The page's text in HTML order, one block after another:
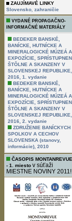
ZAUJÍMAVÉ LINKY
Slovensko zahraničie
VYDANÉ PROPAGAČNO-
INFORMAČNÉ MATERIÁLY
BEDEKER BANSKÉ,
BANÍCKE, HUTNÍCKE A
MINERALOGICKÉ MÚZEÁ A
EXPOZÍCIE,
ŠTÔLNE A SKANZENY V
SLOVENSKEJ REPUBLIKE,
2016, 1. vydanie
BEDEKER BANSKÉ,
BANÍCKE, HUTNÍCKE A
MINERALOGICKÉ MÚZEÁ A
EXPOZÍCIE,
ŠTÔLNE A SKANZENY V
SLOVENSKEJ REPUBLIKE,
2016, 2. vydanie
ZDRUŽENIE BANÍCKYCH
SPOLKOV A CECHOV
SLOVENSKA (stanovy,
informácie), 2010
ČASOPIS MONTANREVUE
- 1. miesto v súťaži
MIESTNE NOVINY 2011!